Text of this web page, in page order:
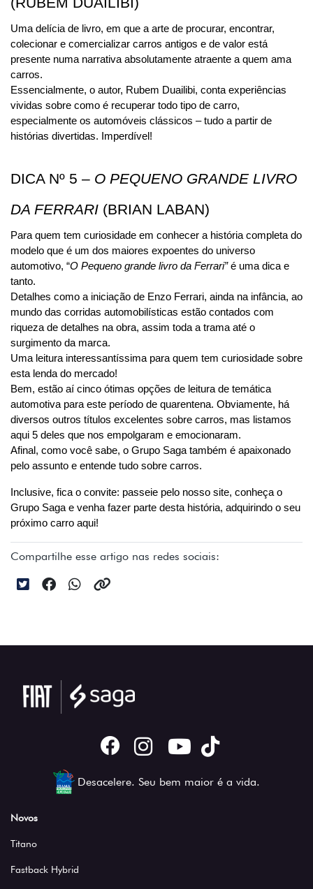
Uma delícia de livro, em que a arte de procurar, encontrar,
colecionar e comercializar carros antigos e de valor está
presente numa narrativa absolutamente atraente a quem ama
carros.
Essencialmente, o autor, Rubem Duailibi, conta experiências
vividas sobre como é recuperar todo tipo de carro,
especialmente os automóveis clássicos – tudo a partir de
histórias divertidas. Imperdível!
DICA Nº 5 – O PEQUENO GRANDE LIVRO
DA FERRARI (BRIAN LABAN)
Para quem tem curiosidade em conhecer a história completa do
modelo que é um dos maiores expoentes do universo
automotivo, “O Pequeno grande livro da Ferrari” é uma dica e
tanto.
Detalhes como a iniciação de Enzo Ferrari, ainda na infância, ao
mundo das corridas automobilísticas estão contados com
riqueza de detalhes na obra, assim toda a trama até o
surgimento da marca.
Uma leitura interessantíssima para quem tem curiosidade sobre
esta lenda do mercado!
Bem, estão aí cinco ótimas opções de leitura de temática
automotiva para este período de quarentena. Obviamente, há
diversos outros títulos excelentes sobre carros, mas listamos
aqui 5 deles que nos empolgaram e emocionaram.
Afinal, como você sabe, o Grupo Saga também é apaixonado
pelo assunto e entende tudo sobre carros.
Inclusive, fica o convite: passeie pelo nosso site, conheça o
Grupo Saga e venha fazer parte desta história, adquirindo o seu
próximo carro aqui!
Compartilhe esse artigo nas redes sociais:
Desacelere. Seu bem maior é a vida.
Novos
Titano
Fastback Hybrid